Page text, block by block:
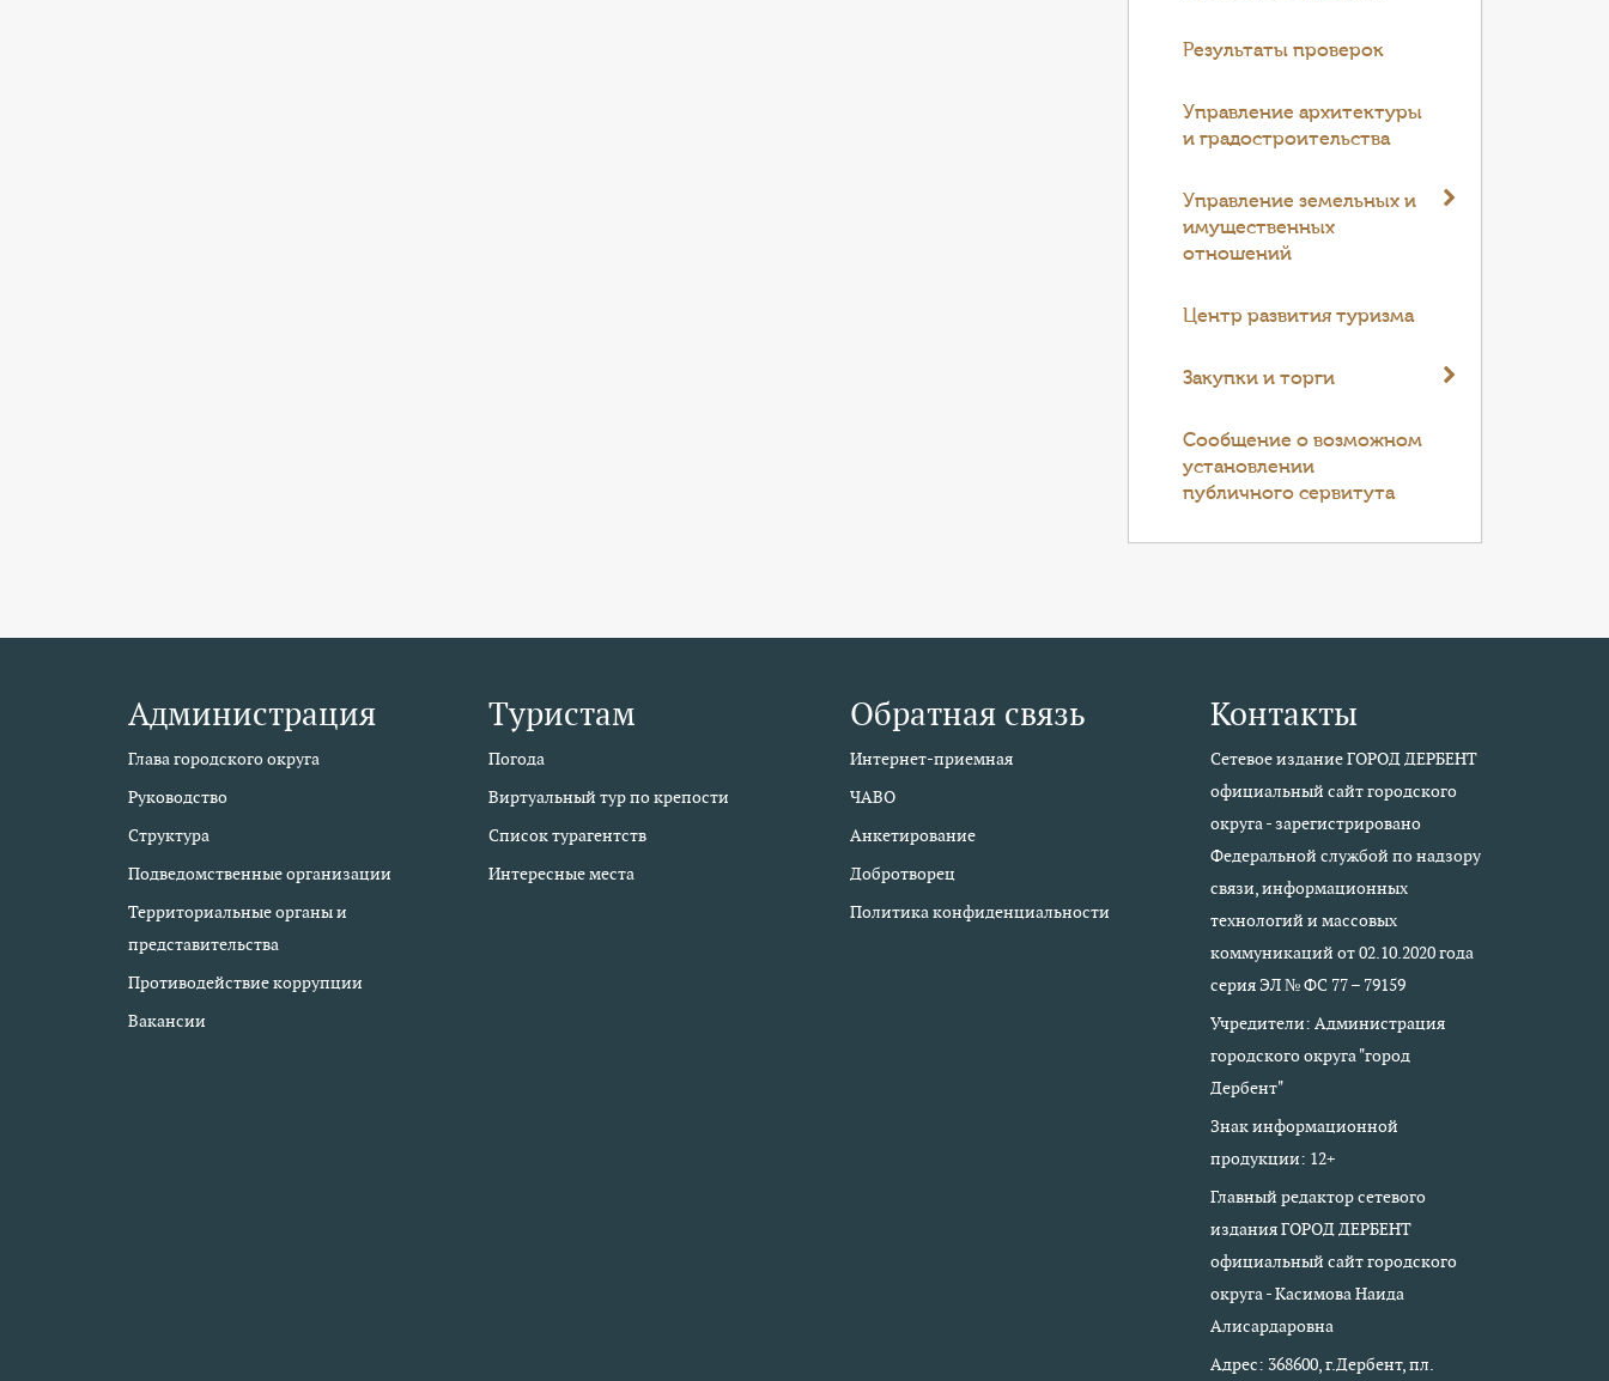
Результаты проверок
Управление архитектуры
и градостроительства
Управление земельных и
имущественных
отношений
Центр развития туризма
Закупки и торги
Cообщение о возможном
установлении
публичного сервитута
Администрация
Глава городского округа
Руководство
Структура
Подведомственные организации
Территориальные органы и
представительства
Противодействие коррупции
Вакансии
Туристам
Погода
Виртуальный тур по крепости
Список турагентств
Интересные места
Обратная связь
Интернет-приемная
ЧАВО
Анкетирование
Добротворец
Политика конфиденциальности
Контакты
Сетевое издание ГОРОД ДЕРБЕНТ
официальный сайт городского
округа - зарегистрировано
Федеральной службой по надзору
связи, информационных
технологий и массовых
коммуникаций от 02.10.2020 года
серия ЭЛ № ФС 77 – 79159
Учредители: Администрация
городского округа "город
Дербент"
Знак информационной
продукции: 12+
Главный редактор сетевого
издания ГОРОД ДЕРБЕНТ
официальный сайт городского
округа - Касимова Наида
Алисардаровна
Адрес: 368600, г.Дербент, пл.